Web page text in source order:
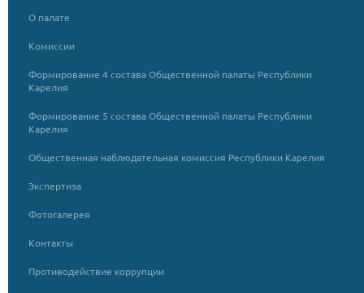
О палате
Комиссии
Формирование 4 состава Общественной палаты Республики
Карелия
Формирование 5 состава Общественной палаты Республики
Карелия
Общественная наблюдательная комиссия Республики Карелия
Экспертиза
Фотогалерея
Контакты
Противодействие коррупции